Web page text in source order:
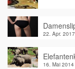
22. Apr. 2017
16. Mai 2014